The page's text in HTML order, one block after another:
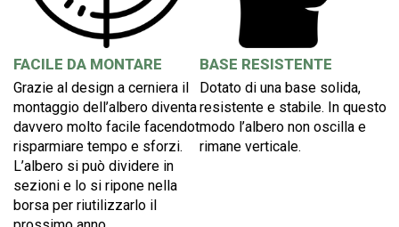
FACILE DA MONTARE
Grazie al design a cerniera il
montaggio dell’albero diventa
davvero molto facile facendoti
risparmiare tempo e sforzi.
L’albero si può dividere in
sezioni e lo si ripone nella
borsa per riutilizzarlo il
BASE RESISTENTE
Dotato di una base solida,
resistente e stabile. In questo
modo l’albero non oscilla e
rimane verticale.